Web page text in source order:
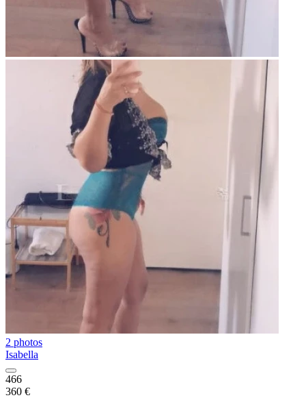
2 photos
Isabella
466
360 €